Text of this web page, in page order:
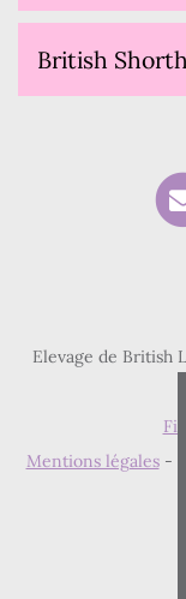
British
Elevage de British
Mentions légales-